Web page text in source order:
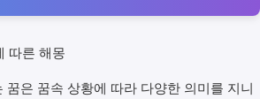
꿈은 꿈속 상황에 따라 다양한 의미를 지니